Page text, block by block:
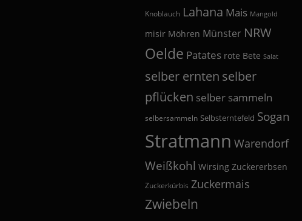
Knoblauch Lahana Mais Mangold
misir Möhren Münster NRW
Oelde Patates rote Bete Salat
selber ernten selber
pflücken selber sammeln
selbersammeln Selbsterntefeld Sogan
Stratmann Warendorf
Weißkohl Wirsing Zuckererbsen
Zuckerkürbis Zuckermais
Zwiebeln